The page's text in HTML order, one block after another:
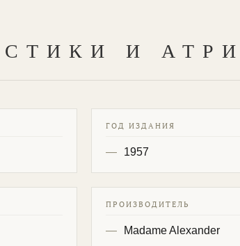
И
ГОД ИЗДАНИЯ
1957
ПРОИЗВОДИТЕЛЬ
Madame Alexander